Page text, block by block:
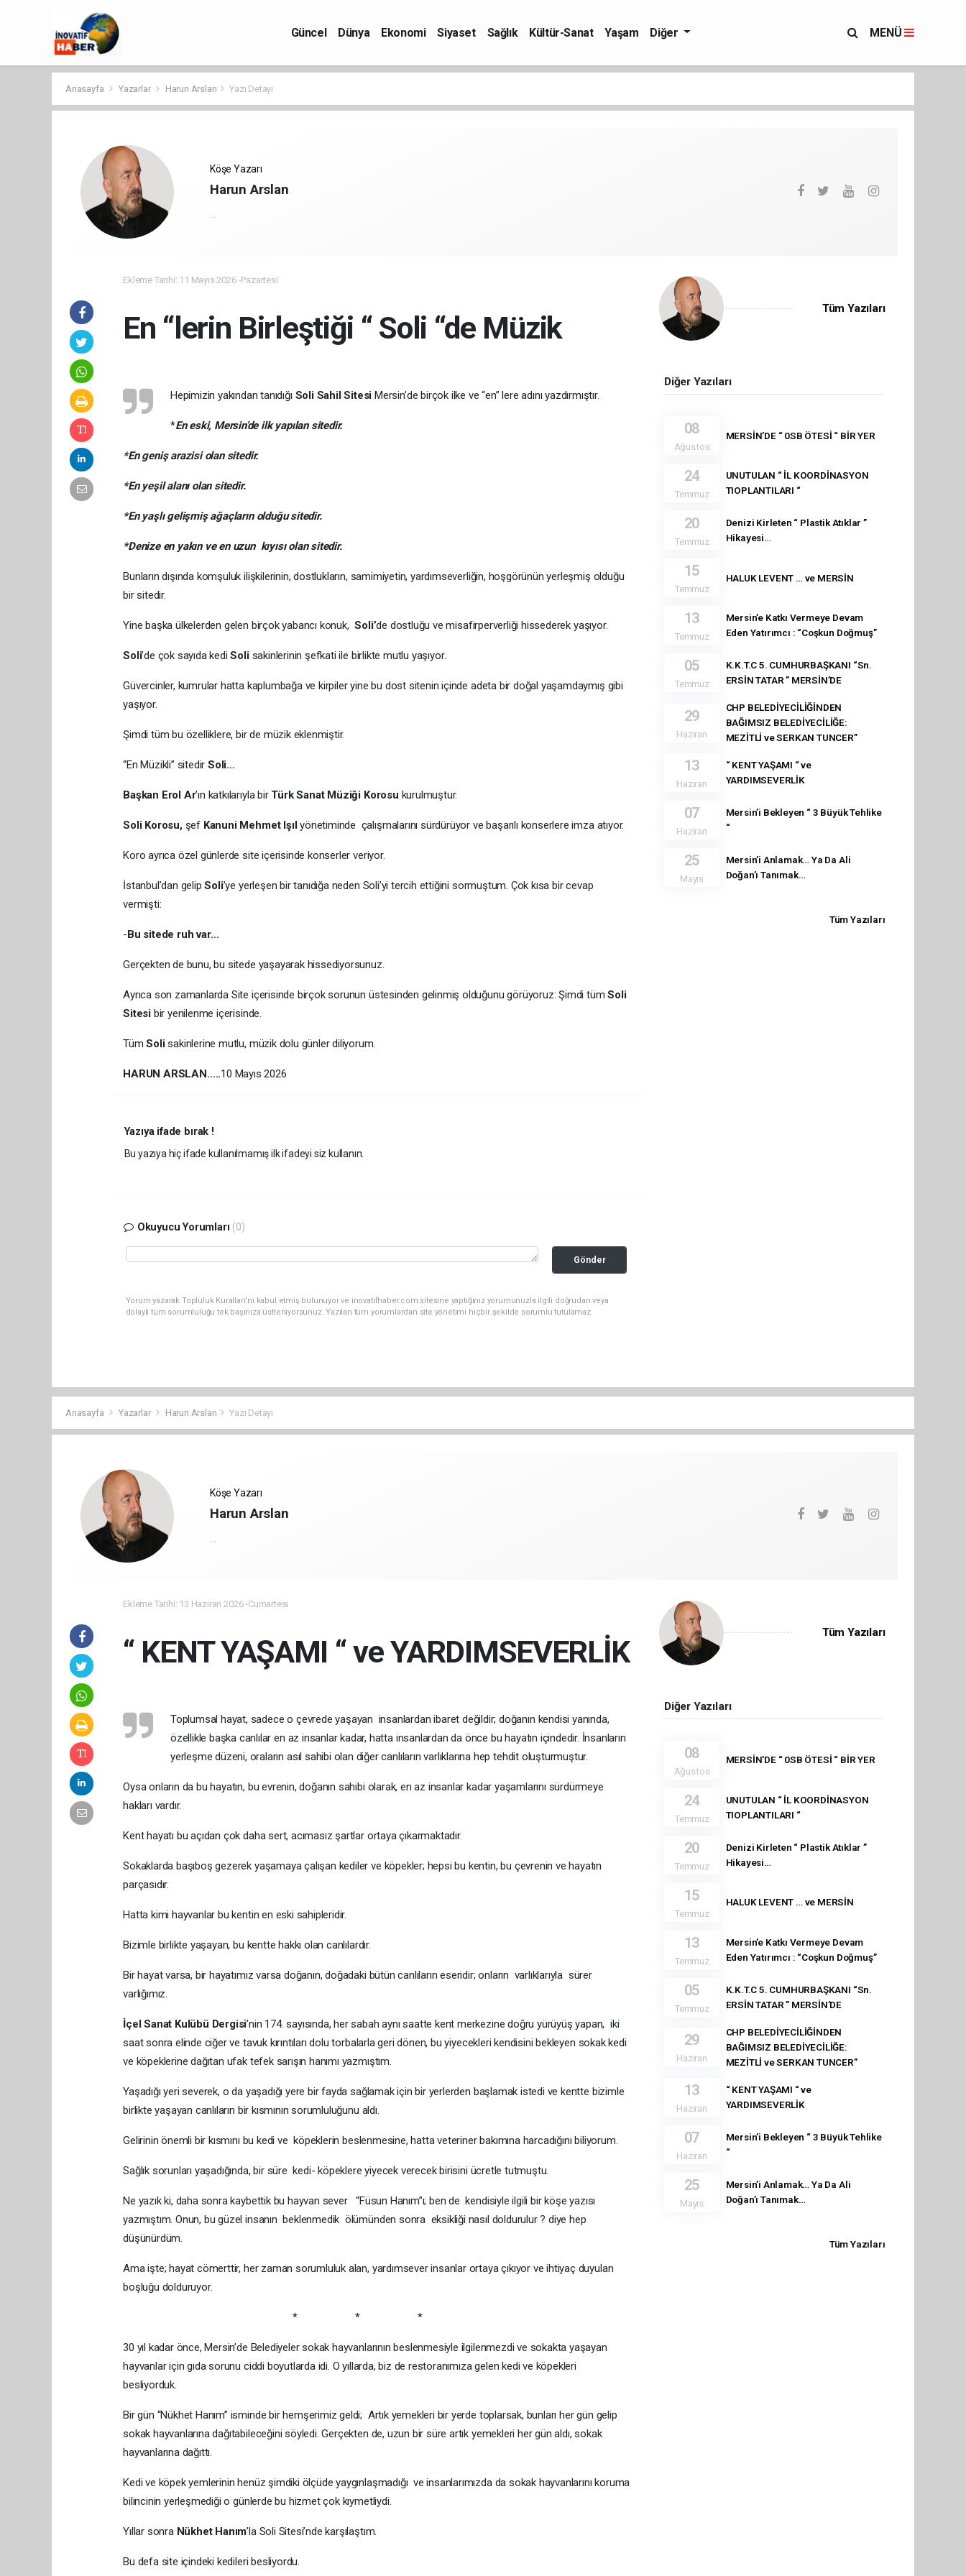
Güncel Dünya Ekonomi Siyaset Sağlık Kültür-Sanat Yaşam Diğer MENÜ
Anasayfa Yazarlar Harun Arslan Yazı Detayı
Köşe Yazarı
Harun Arslan
Ekleme Tarihi: 11 Mayıs 2026 -Pazartesi
En “lerin Birleştiği “ Soli “de Müzik
Hepimizin yakından tanıdığı Soli Sahil Sitesi Mersin’de birçok ilke ve “en” lere adını yazdırmıştır.
*En eski, Mersin’de ilk yapılan sitedir.
*En geniş arazisi olan sitedir.
*En yeşil alanı olan sitedir.
*En yaşlı gelişmiş ağaçların olduğu sitedir.
*Denize en yakın ve en uzun kıyısı olan sitedir.
Bunların dışında komşuluk ilişkilerinin, dostlukların, samimiyetin, yardımseverliğin, hoşgörünün yerleşmiş olduğu
bir sitedir.
Yine başka ülkelerden gelen birçok yabancı konuk,Soli’de dostluğu ve misafirperverliği hissederek yaşıyor.
Soli’de çok sayıda kediSolisakinlerinin şefkati ile birlikte mutlu yaşıyor.
Güvercinler, kumrular hatta kaplumbağa ve kirpiler yine bu dost sitenin içinde adeta bir doğal yaşamdaymış gibi
yaşıyor.
Şimdi tüm bu özelliklere, bir de müzik eklenmiştir.
“En Müzikli” sitedirSoli…
Başkan Erol Ar’ın katkılarıyla bir Türk Sanat Müziği Korosu kurulmuştur.
Soli Korosu,şef Kanuni Mehmet Işılyönetiminde çalışmalarını sürdürüyor ve başarılı konserlere imza atıyor.
Koro ayrıca özel günlerde site içerisinde konserler veriyor.
İstanbul’dan gelipSoli’ye yerleşen bir tanıdığa neden Soli’yi tercih ettiğini sormuştum. Çok kısa bir cevap
vermişti:
-Bu sitede ruh var…
Gerçekten de bunu, bu sitede yaşayarak hissediyorsunuz.
Ayrıca son zamanlarda Site içerisinde birçok sorunun üstesinden gelinmiş olduğunu görüyoruz: Şimdi tümSoli
Sitesibir yenilenme içerisinde.
TümSolisakinlerine mutlu, müzik dolu günler diliyorum.
HARUN ARSLAN…..10 Mayıs 2026
Yazıya ifade bırak !
Bu yazıya hiç ifade kullanılmamış ilk ifadeyi siz kullanın.
Okuyucu Yorumları (0)
Gönder
Yorum yazarak Topluluk Kuralları’nı kabul etmiş bulunuyor ve inovatifhaber.com sitesine yaptığınız yorumunuzla ilgili doğrudan veya
dolaylı tüm sorumluluğu tek başınıza üstleniyorsunuz. Yazılan tüm yorumlardan site yönetimi hiçbir şekilde sorumlu tutulamaz.
Tüm Yazıları
Diğer Yazıları
08
Ağustos
MERSİN’DE “ 0SB ÖTESİ “ BİR YER
24
Temmuz
UNUTULAN “ İL KOORDİNASYON
TIOPLANTILARI “
20
Temmuz
Denizi Kirleten “ Plastik Atıklar ”
Hikayesi…
15
Temmuz
HALUK LEVENT … ve MERSİN
13
Temmuz
Mersin’e Katkı Vermeye Devam
Eden Yatırımcı : “Coşkun Doğmuş”
05
Temmuz
K.K.T.C 5. CUMHURBAŞKANI “Sn.
ERSİN TATAR ” MERSİN’DE
29
Haziran
CHP BELEDİYECİLİĞİNDEN
BAĞIMSIZ BELEDİYECİLİĞE:
MEZİTLİ ve SERKAN TUNCER”
13
Haziran
“ KENT YAŞAMI “ ve
YARDIMSEVERLİK
07
Haziran
Mersin’i Bekleyen “ 3 Büyük Tehlike
“
25
Mayıs
Mersin’i Anlamak… Ya Da Ali
Doğan’ı Tanımak…
Tüm Yazıları
Anasayfa Yazarlar Harun Arslan Yazı Detayı
Köşe Yazarı
Harun Arslan
Ekleme Tarihi: 13 Haziran 2026 -Cumartesi
“ KENT YAŞAMI “ ve YARDIMSEVERLİK
Toplumsal hayat, sadece o çevrede yaşayan insanlardan ibaret değildir; doğanın kendisi yanında,
özellikle başka canlılar en az insanlar kadar, hatta insanlardan da önce bu hayatın içindedir. İnsanların
yerleşme düzeni, oraların asıl sahibi olan diğer canlıların varlıklarına hep tehdit oluşturmuştur.
Oysa onların da bu hayatın, bu evrenin, doğanın sahibi olarak, en az insanlar kadar yaşamlarını sürdürmeye
hakları vardır.
Kent hayatı bu açıdan çok daha sert, acımasız şartlar ortaya çıkarmaktadır.
Sokaklarda başıboş gezerek yaşamaya çalışan kediler ve köpekler; hepsi bu kentin, bu çevrenin ve hayatın
parçasıdır.
Hatta kimi hayvanlar bu kentin en eski sahipleridir.
Bizimle birlikte yaşayan, bu kentte hakkı olan canlılardır.
Bir hayat varsa, bir hayatımız varsa doğanın, doğadaki bütün canlıların eseridir; onların varlıklarıyla sürer
varlığımız.
İçel Sanat Kulübü Dergisi’nin 174. sayısında, her sabah aynı saatte kent merkezine doğru yürüyüş yapan, iki
saat sonra elinde ciğer ve tavuk kırıntıları dolu torbalarla geri dönen, bu yiyecekleri kendisini bekleyen sokak kedi
ve köpeklerine dağıtan ufak tefek sarışın hanımı yazmıştım.
Yaşadığı yeri severek, o da yaşadığı yere bir fayda sağlamak için bir yerlerden başlamak istedi ve kentte bizimle
birlikte yaşayan canlıların bir kısmının sorumluluğunu aldı.
Gelirinin önemli bir kısmını bu kedi ve köpeklerin beslenmesine, hatta veteriner bakımına harcadığını biliyorum.
Sağlık sorunları yaşadığında, bir süre kedi- köpeklere yiyecek verecek birisini ücretle tutmuştu.
Ne yazık ki, daha sonra kaybettik bu hayvan sever “Füsun Hanım”ı; ben de kendisiyle ilgili bir köşe yazısı
yazmıştım. Onun, bu güzel insanın beklenmedik ölümünden sonra eksikliği nasıl doldurulur ? diye hep
düşünürdüm.
Ama işte; hayat cömerttir, her zaman sorumluluk alan, yardımsever insanlar ortaya çıkıyor ve ihtiyaç duyulan
boşluğu dolduruyor.
* * *
30 yıl kadar önce, Mersin’de Belediyeler sokak hayvanlarının beslenmesiyle ilgilenmezdi ve sokakta yaşayan
hayvanlar için gıda sorunu ciddi boyutlarda idi. O yıllarda, biz de restoranımıza gelen kedi ve köpekleri
besliyorduk.
Bir gün “Nükhet Hanım” isminde bir hemşerimiz geldi; Artık yemekleri bir yerde toplarsak, bunları her gün gelip
sokak hayvanlarına dağıtabileceğini söyledi. Gerçekten de, uzun bir süre artık yemekleri her gün aldı, sokak
hayvanlarına dağıttı.
Kedi ve köpek yemlerinin henüz şimdiki ölçüde yaygınlaşmadığı ve insanlarımızda da sokak hayvanlarını koruma
bilincinin yerleşmediği o günlerde bu hizmet çok kıymetliydi.
Yıllar sonra Nükhet Hanım’la Soli Sitesi’nde karşılaştım.
Bu defa site içindeki kedileri besliyordu.
Tüm Yazıları
Diğer Yazıları
08
Ağustos
MERSİN’DE “ 0SB ÖTESİ “ BİR YER
24
Temmuz
UNUTULAN “ İL KOORDİNASYON
TIOPLANTILARI “
20
Temmuz
Denizi Kirleten “ Plastik Atıklar ”
Hikayesi…
15
Temmuz
HALUK LEVENT … ve MERSİN
13
Temmuz
Mersin’e Katkı Vermeye Devam
Eden Yatırımcı : “Coşkun Doğmuş”
05
Temmuz
K.K.T.C 5. CUMHURBAŞKANI “Sn.
ERSİN TATAR ” MERSİN’DE
29
Haziran
CHP BELEDİYECİLİĞİNDEN
BAĞIMSIZ BELEDİYECİLİĞE:
MEZİTLİ ve SERKAN TUNCER”
13
Haziran
“ KENT YAŞAMI “ ve
YARDIMSEVERLİK
07
Haziran
Mersin’i Bekleyen “ 3 Büyük Tehlike
“
25
Mayıs
Mersin’i Anlamak… Ya Da Ali
Doğan’ı Tanımak…
Tüm Yazıları